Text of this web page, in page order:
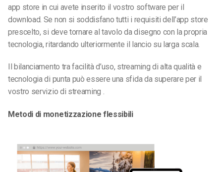
app store in cui avete inserito il vostro software per il
download. Se non si soddisfano tutti i requisiti dell’app store
prescelto, si deve tornare al tavolo da disegno con la propria
tecnologia, ritardando ulteriormente il lancio su larga scala.
Il bilanciamento tra facilità d’uso, streaming di alta qualità e
tecnologia di punta può essere una sfida da superare per il
vostro servizio di streaming .
Metodi di monetizzazione flessibili